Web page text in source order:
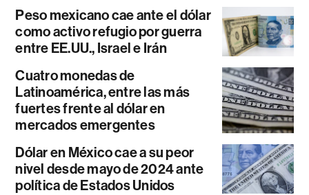
Peso mexicano cae ante el dólar
como activo refugio por guerra
entre EE.UU., Israel e Irán
Cuatro monedas de
Latinoamérica, entre las más
fuertes frente al dólar en
mercados emergentes
Dólar en México cae a su peor
nivel desde mayo de 2024 ante
política de Estados Unidos